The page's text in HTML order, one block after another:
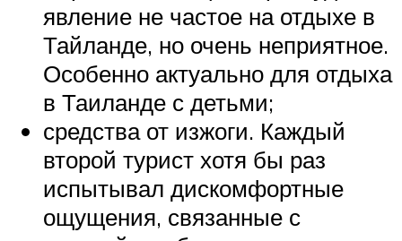
явление не частое на отдыхе в
Тайланде, но очень неприятное.
Особенно актуально для отдыха
в Таиланде с детьми;
средства от изжоги. Каждый
второй турист хотя бы раз
испытывал дискомфортные
ощущения, связанные с